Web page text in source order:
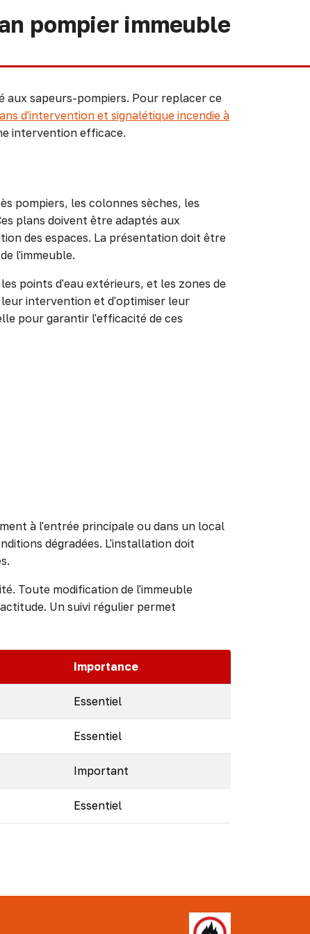
pompier immeuble
aux sapeurs-pompiers. Pour replacer ce
d'intervention et signalétique incendie à
intervention efficace.
pompiers, les colonnes sèches, les
plans doivent être adaptés aux
des espaces. La présentation doit être
l'immeuble.
points d'eau extérieurs, et les zones de
intervention et d'optimiser leur
pour garantir l'efficacité de ces
à l'entrée principale ou dans un local
dégradées. L'installation doit
Toute modification de l'immeuble
Un suivi régulier permet
Importance
Essentiel
Essentiel
Important
Essentiel